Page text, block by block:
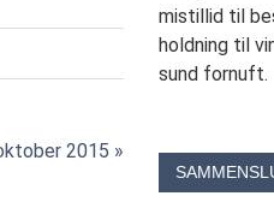
2015 »
mistillid til
holdning til
sund fornuft.